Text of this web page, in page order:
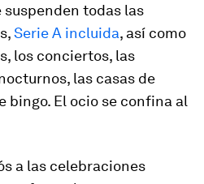
suspenden todas las
Serie A incluida, así como
los conciertos, las
las casas de
bingo. El ocio se confina al
a las celebraciones